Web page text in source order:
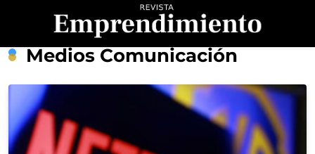
Revista
Emprendimiento
Medios Comunicación